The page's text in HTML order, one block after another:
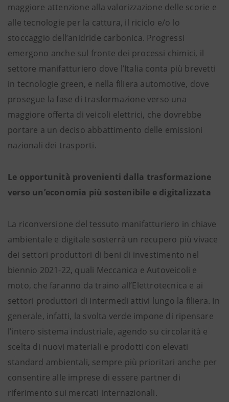
maggiore attenzione alla valorizzazione delle scorie e
alle tecnologie per la cattura, il riciclo e/o lo
stoccaggio dell’anidride carbonica. Progressi
emergono anche sul fronte dei processi chimici, il
settore manifatturiero dove l’Italia conta più brevetti
in tecnologie green, e nella filiera automotive, dove
prosegue la fase di trasformazione verso una
maggiore offerta di veicoli elettrici, che dovrebbe
portare a un deciso abbattimento delle emissioni
nazionali dei trasporti.
Le opportunità provenienti dalla trasformazione
verso un’economia più sostenibile e digitalizzata
La riconversione del tessuto manifatturiero in chiave
ambientale e digitale sosterrà un recupero più vivace
dei settori produttori di beni di investimento nel
biennio 2021-22, quali Meccanica e Autoveicoli e
moto, che faranno da traino all’Elettrotecnica e ai
settori produttori di intermedi attivi lungo la filiera. In
generale, infatti, la svolta verde impone di ripensare
l’intero sistema industriale, agendo su circolarità e
scelta di nuovi materiali e prodotti con elevati
standard ambientali, sempre più prioritari anche per
consentire alle imprese di essere partner di
riferimento sui mercati internazionali.